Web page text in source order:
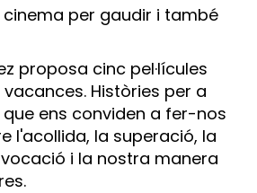
cinema per gaudir i també
proposa cinc pel·lícules
Històries per a
ens conviden a fer-nos
l'acollida, la superació, la
i la nostra manera